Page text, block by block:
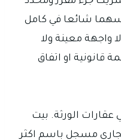
شائعا في كامل
واجهة معينة ولا
قانونية او اتفاق
عقارات الورثة. بيت
مسجل باسم اكثر